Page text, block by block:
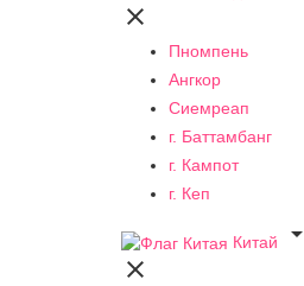

Пномпень
Ангкор
Сиемреап
г. Баттамбанг
г. Кампот
г. Кеп
Китай

